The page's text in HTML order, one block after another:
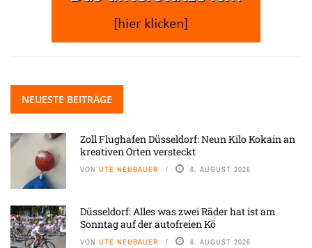
NEUESTE BEITRÄGE
Zoll Flughafen Düsseldorf: Neun Kilo Kokain an
kreativen Orten versteckt
VON UTE NEUBAUER 6. AUGUST 2026
Düsseldorf: Alles was zwei Räder hat ist am
Sonntag auf der autofreien Kö
VON UTE NEUBAUER 6. AUGUST 2026